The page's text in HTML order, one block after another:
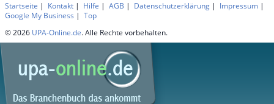
Startseite | Kontakt | Hilfe | AGB | Datenschutzerklärung | Impressum |
Google My Business | Top
© 2026 UPA-Online.de. Alle Rechte vorbehalten.